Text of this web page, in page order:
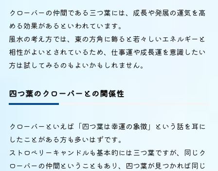
クローバーの仲間である三つ葉には、成長や発展の運気を高
める効果があるといわれています。
風水の考え方では、東の方角に飾ると若々しいエネルギーと
相性がよいとされているため、仕事運や成長運を意識したい
方は試してみるのもよいかもしれません。
四つ葉のクローバーとの関係性
クローバーといえば「四つ葉は幸運の象徴」という話を耳に
したことがある方も多いはずです。
ストロベリーキャンドルも基本的には三つ葉ですが、同じク
ローバーの仲間ということもあり、四つ葉が見つかれば同じ